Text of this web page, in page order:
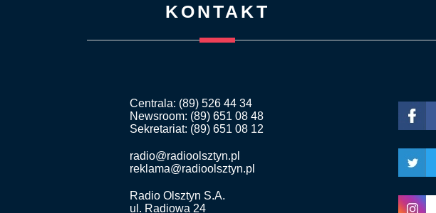
KONTAKT
Centrala: (89) 526 44 34
Newsroom: (89) 651 08 48
Sekretariat: (89) 651 08 12
radio@radioolsztyn.pl
reklama@radioolsztyn.pl
Radio Olsztyn S.A.
ul. Radiowa 24